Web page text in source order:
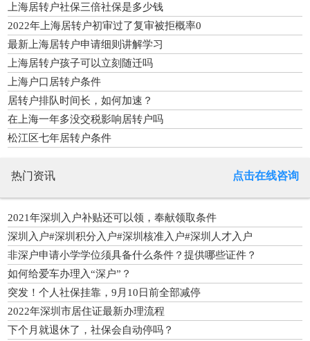
上海居转户社保三倍社保是多少钱
2022年上海居转户初审过了复审被拒概率0
最新上海居转户申请细则讲解学习
上海居转户孩子可以立刻随迁吗
上海户口居转户条件
居转户排队时间长，如何加速？
在上海一年多没交税影响居转户吗
松江区七年居转户条件
热门资讯 点击在线咨询
2021年深圳入户补贴还可以领，奉献领取条件
深圳入户#深圳积分入户#深圳核准入户#深圳人才入户
非深户申请小学学位须具备什么条件？提供哪些证件？
如何给爱车办理入“深户”？
突发！个人社保挂靠，9月10日前全部减停
2022年深圳市居住证最新办理流程
下个月就退休了，社保会自动停吗？